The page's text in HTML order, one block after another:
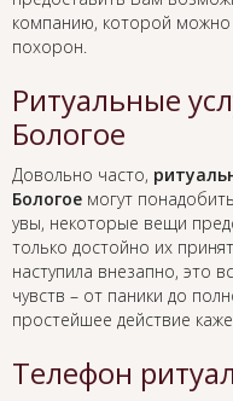
компанию, которой можно
похорон.
Ритуальные
Бологое
Довольно часто,
Бологое могут
увы, некоторые вещи
только достойно их
наступила внезапно, это
чувств – от паники до
простейшее действие
Телефон